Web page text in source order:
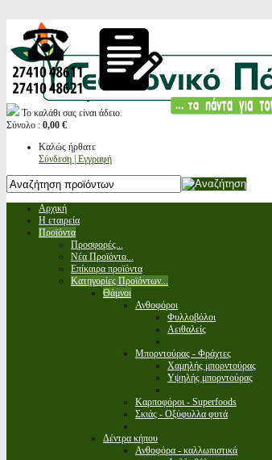
Το καλάθι σας είναι άδειο.
Σύνολο : 0,00 €
Καλώς ήρθατε
Σύνδεση | Εγγραφή
Αρχική
Η εταιρεία
Προϊόντα
Προσφορές...
Νέα Προϊόντα...
Επίκαιρα προϊόντα
Κατηγορίες Προϊόντων...
Θάμνοι
Ανθοφόροι
Φυλλοβόλοι
Αειθαλείς
Μπορντούρας - Φράχτες
Χαμηλής μπορντούρας
Υψηλής μπορντούρας
Καρποφόροι - Superfoods
Σκιάς - Οξύφυλλα φυτά
Δέντρα κήπου
Ανθοφόρα - καλλωπιστικά